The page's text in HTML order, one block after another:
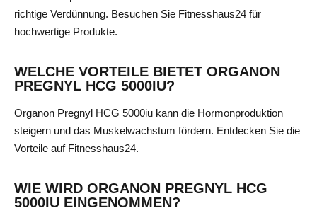
richtige Verdünnung. Besuchen Sie Fitnesshaus24 für
hochwertige Produkte.
WELCHE VORTEILE BIETET ORGANON
PREGNYL HCG 5000IU?
Organon Pregnyl HCG 5000iu kann die Hormonproduktion
steigern und das Muskelwachstum fördern. Entdecken Sie die
Vorteile auf Fitnesshaus24.
WIE WIRD ORGANON PREGNYL HCG
5000IU EINGENOMMEN?